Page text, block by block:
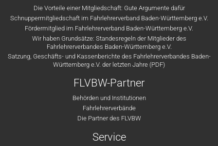
Die Vorteile einer Mitgliedschaft: Gute Argumente dafür
Schnuppermitgliedschaft im Fahrlehrerverband Baden-Württemberg e.V.
Fördermitglied im Fahrlehrerverband Baden-Württemberg e.V.
Wir haben Grundsätze: Standesregeln der Mitglieder des
Fahrlehrerverbandes Baden-Württemberg e.V.
Satzung, Geschäfts- und Kassenberichte des Fahrlehrerverbandes Baden-
Württemberg e.V. der letzten Jahre (PDF)
FLVBW-Partner
Behörden und Institutionen
Fahrlehrerverbände
Die Partner des FLVBW
Service